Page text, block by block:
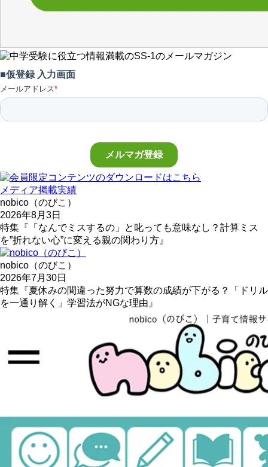
メディア掲載実績
nobico（のびこ）
2026年8月3日
特集『「なんでミスするの」と叱っても意味なし？計算ミス
を”折れない心”に変える親の関わり方』
nobico（のびこ）
2026年7月30日
特集『夏休みの間違った努力で算数の成績が下がる？「ドリル
を一通り解く」学習法がNGな理由』